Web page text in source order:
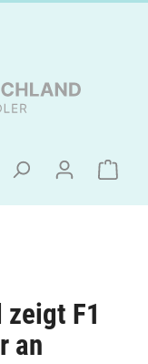
zeigt F1
an